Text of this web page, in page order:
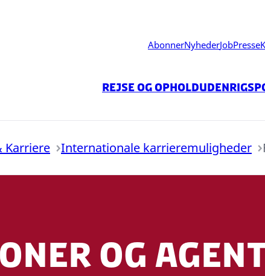
AbonnerNyhederJobPresse
Rejse og ophold
Karriere Internationale karrieremuligheder
og